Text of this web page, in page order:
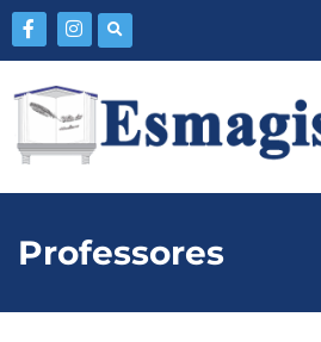
Professores